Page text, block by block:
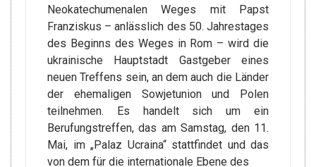
Neokatechumenalen Weges mit Papst
Franziskus – anlässlich des 50. Jahrestages
des Beginns des Weges in Rom – wird die
ukrainische Hauptstadt Gastgeber eines
neuen Treffens sein, an dem auch die Länder
der ehemaligen Sowjetunion und Polen
teilnehmen. Es handelt sich um ein
Berufungstreffen, das am Samstag, den 11.
Mai, im „Palaz Ucraina“ stattfindet und das
von dem für die internationale Ebene des